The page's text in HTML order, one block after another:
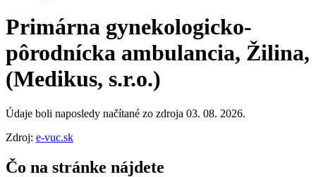
Primárna gynekologicko-
pôrodnícka ambulancia, Žilina,
(Medikus, s.r.o.)
Údaje boli naposledy načítané zo zdroja 03. 08. 2026.
Zdroj: e-vuc.sk
Čo na stránke nájdete